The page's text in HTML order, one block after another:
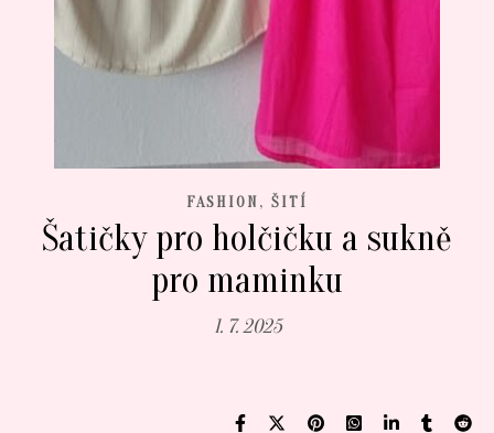
FASHION, ŠITÍ
Šatičky pro holčičku a sukně
pro maminku
1. 7. 2025